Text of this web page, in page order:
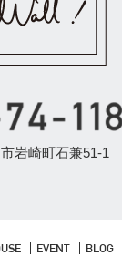
岩崎町石兼51-1
EVENT BLOG